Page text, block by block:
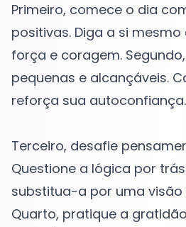
Primeiro, comece o dia
positivas. Diga a si
força e coragem.
pequenas e alcançáveis.
reforça sua autoconfiança.
Terceiro, desafie
Questione a lógica por
substitua-a por uma visão
Quarto, pratique a